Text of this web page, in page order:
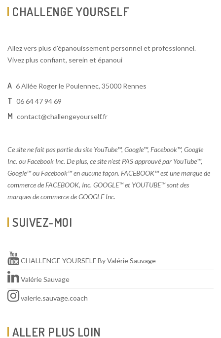
CHALLENGE YOURSELF
Allez vers plus d'épanouissement personnel et professionnel.
Vivez plus confiant, serein et épanoui
A 6 Allée Roger le Poulennec, 35000 Rennes
T 06 64 47 94 69
M contact@challengeyourself.fr
Ce site ne fait pas partie du site YouTube™, Google™, Facebook™, Google
Inc. ou Facebook Inc. De plus, ce site n’est PAS approuvé par YouTube™,
Google™ ou Facebook™ en aucune façon. FACEBOOK™ est une marque de
commerce de FACEBOOK, Inc. GOOGLE™ et YOUTUBE™ sont des
marques de commerce de GOOGLE Inc.
SUIVEZ-MOI
CHALLENGE YOURSELF By Valérie Sauvage
Valérie Sauvage
valerie.sauvage.coach
ALLER PLUS LOIN